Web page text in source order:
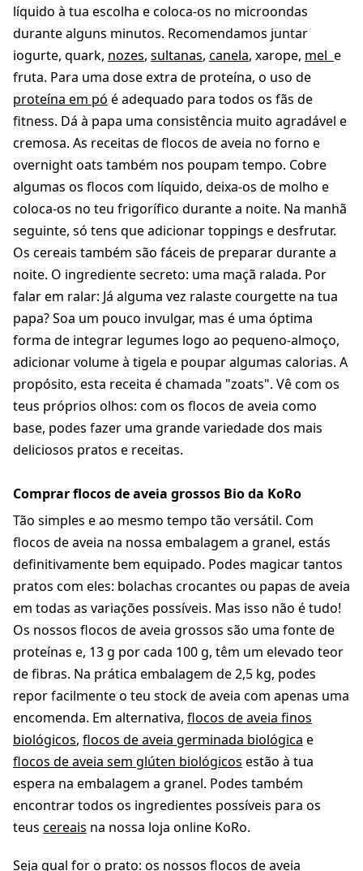
líquido à tua escolha e coloca-os no microondas
durante alguns minutos. Recomendamos juntar
iogurte, quark, nozes, sultanas, canela, xarope, mel e
fruta. Para uma dose extra de proteína, o uso de
proteína em pó é adequado para todos os fãs de
fitness. Dá à papa uma consistência muito agradável e
cremosa. As receitas de flocos de aveia no forno e
overnight oats também nos poupam tempo. Cobre
algumas os flocos com líquido, deixa-os de molho e
coloca-os no teu frigorífico durante a noite. Na manhã
seguinte, só tens que adicionar toppings e desfrutar.
Os cereais também são fáceis de preparar durante a
noite. O ingrediente secreto: uma maçã ralada. Por
falar em ralar: Já alguma vez ralaste courgette na tua
papa? Soa um pouco invulgar, mas é uma óptima
forma de integrar legumes logo ao pequeno-almoço,
adicionar volume à tigela e poupar algumas calorias. A
propósito, esta receita é chamada "zoats". Vê com os
teus próprios olhos: com os flocos de aveia como
base, podes fazer uma grande variedade dos mais
deliciosos pratos e receitas.
Comprar flocos de aveia grossos Bio da KoRo
Tão simples e ao mesmo tempo tão versátil. Com
flocos de aveia na nossa embalagem a granel, estás
definitivamente bem equipado. Podes magicar tantos
pratos com eles: bolachas crocantes ou papas de aveia
em todas as variações possíveis. Mas isso não é tudo!
Os nossos flocos de aveia grossos são uma fonte de
proteínas e, 13 g por cada 100 g, têm um elevado teor
de fibras. Na prática embalagem de 2,5 kg, podes
repor facilmente o teu stock de aveia com apenas uma
encomenda. Em alternativa, flocos de aveia finos
biológicos, flocos de aveia germinada biológica e
flocos de aveia sem glúten biológicos estão à tua
espera na embalagem a granel. Podes também
encontrar todos os ingredientes possíveis para os
teus cereais na nossa loja online KoRo.
Seja qual for o prato: os nossos flocos de aveia